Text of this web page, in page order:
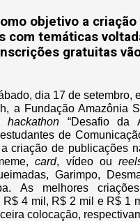
objetivo a criação
com temáticas
gratuitas
dia 17 de setembro,
a Fundação Amazônia
hackathon “Desafio da
de
criação de publicações
card, vídeo ou
Garimpo,
As melhores
R$ 4 mil, R$ 2 mil e R$ 1
colocação,